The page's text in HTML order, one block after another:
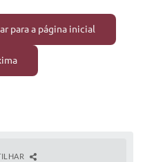
para a página inicial